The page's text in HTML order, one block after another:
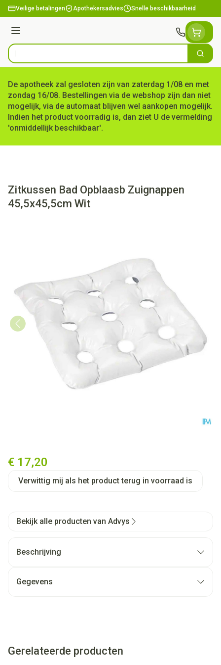
Ga naar de inhoud
Veilige betalingen Apothekersadvies Snelle beschikbaarheid
Menu
Product, merk, categorie... Zoek
De apotheek zal gesloten zijn van zaterdag 1/08 en met
zondag 16/08. Bestellingen via de webshop zijn dan niet
mogelijk, via de automaat blijven wel aankopen mogelijk.
Indien het product voorradig is, dan ziet U de vermelding
'onmiddellijk beschikbaar'.
Zitkussen Bad Opblaasb Zuignappen
45,5x45,5cm Wit
€ 17,20
Verwittig mij als het product terug in voorraad is
Bekijk alle producten van Advys
Beschrijving
Gegevens
Gerelateerde producten